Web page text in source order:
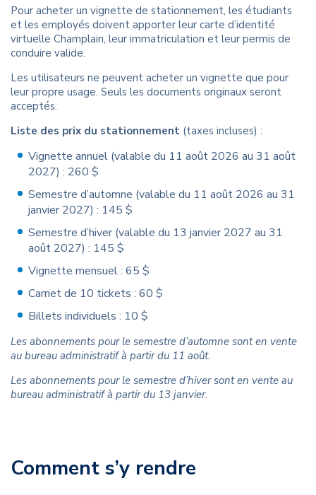
Pour acheter un vignette de stationnement, les étudiants
et les employés doivent apporter leur carte d’identité
virtuelle Champlain, leur immatriculation et leur permis de
conduire valide.
Les utilisateurs ne peuvent acheter un vignette que pour
leur propre usage. Seuls les documents originaux seront
acceptés.
Liste des prix du stationnement (taxes incluses) :
Vignette annuel (valable du 11 août 2026 au 31 août
2027) : 260 $
Semestre d’automne (valable du 11 août 2026 au 31
janvier 2027) : 145 $
Semestre d’hiver (valable du 13 janvier 2027 au 31
août 2027) : 145 $
Vignette mensuel : 65 $
Carnet de 10 tickets : 60 $
Billets individuels : 10 $
Les abonnements pour le semestre d’automne sont en vente
au bureau administratif à partir du 11 août.
Les abonnements pour le semestre d’hiver sont en vente au
bureau administratif à partir du 13 janvier.
Comment s’y rendre